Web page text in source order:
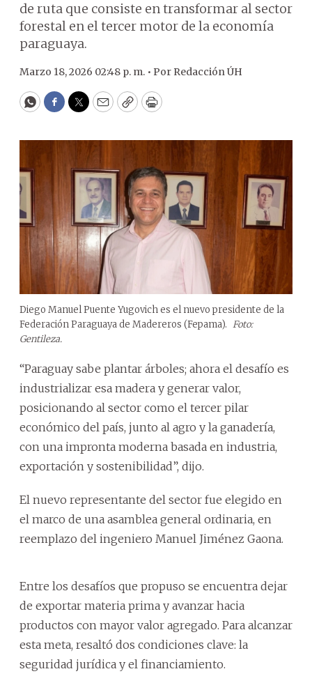
de ruta que consiste en transformar al sector
forestal en el tercer motor de la economía
paraguaya.
Marzo 18, 2026 02:48 p. m. • Por Redacción ÚH
WhatsApp
Facebook
Twitter
EmailCopyPrint
Diego Manuel Puente Yugovich es el nuevo presidente de la
Federación Paraguaya de Madereros (Fepama). Foto:
Gentileza.
“Paraguay sabe plantar árboles; ahora el desafío es
industrializar esa madera y generar valor,
posicionando al sector como el tercer pilar
económico del país, junto al agro y la ganadería,
con una impronta moderna basada en industria,
exportación y sostenibilidad”, dijo.
El nuevo representante del sector fue elegido en
el marco de una asamblea general ordinaria, en
reemplazo del ingeniero Manuel Jiménez Gaona.
Entre los desafíos que propuso se encuentra dejar
de exportar materia prima y avanzar hacia
productos con mayor valor agregado. Para alcanzar
esta meta, resaltó dos condiciones clave: la
seguridad jurídica y el financiamiento.